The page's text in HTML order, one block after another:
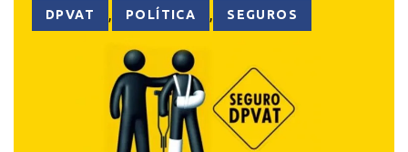
DPVAT , POLÍTICA , SEGUROS